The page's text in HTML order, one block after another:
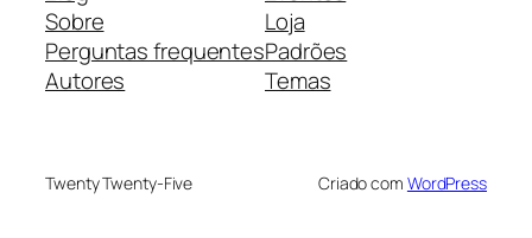
Sobre
Perguntas frequentes
Autores
Loja
Padrões
Temas
Twenty Twenty-Five Criado com WordPress